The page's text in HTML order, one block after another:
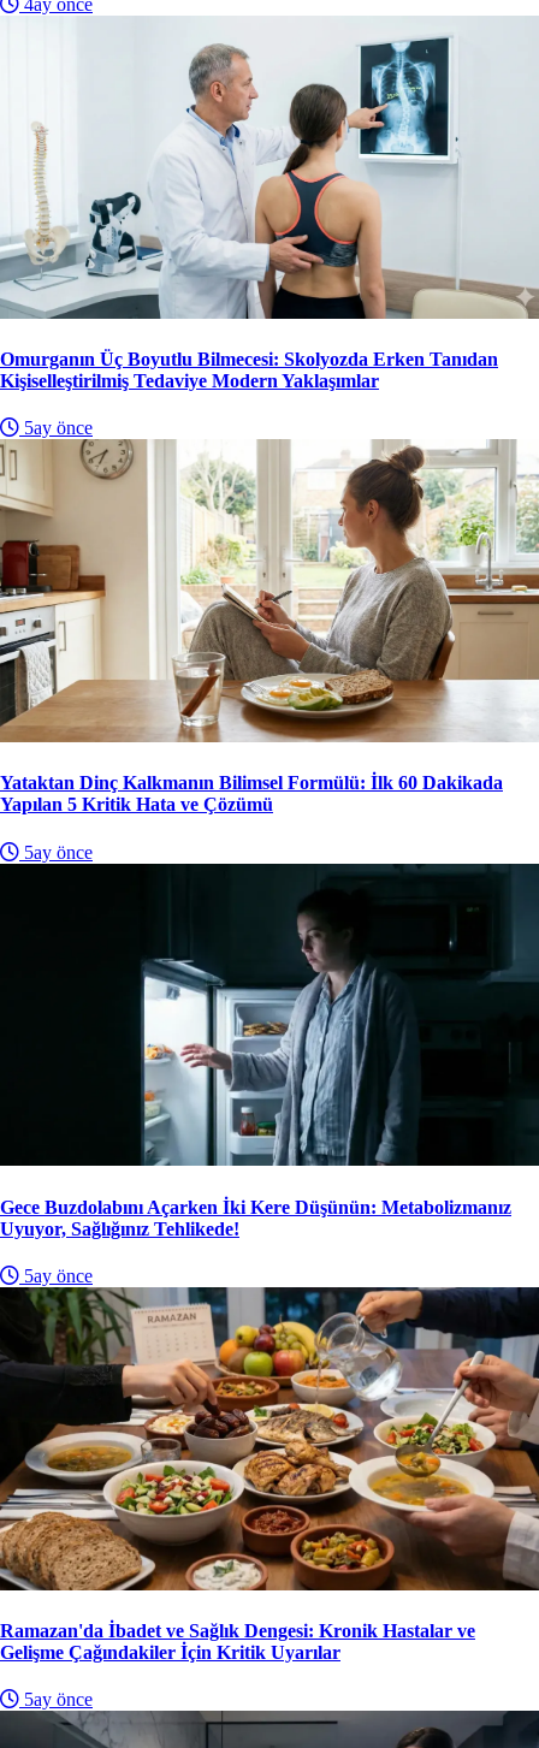
Omurganın Üç Boyutlu Bilmecesi: Skolyozda Erken Tanıdan
Kişiselleştirilmiş Tedaviye Modern Yaklaşımlar
5ay önce
Yataktan Dinç Kalkmanın Bilimsel Formülü: İlk 60 Dakikada
Yapılan 5 Kritik Hata ve Çözümü
5ay önce
Gece Buzdolabını Açarken İki Kere Düşünün: Metabolizmanız
Uyuyor, Sağlığınız Tehlikede!
5ay önce
Ramazan'da İbadet ve Sağlık Dengesi: Kronik Hastalar ve
Gelişme Çağındakiler İçin Kritik Uyarılar
5ay önce